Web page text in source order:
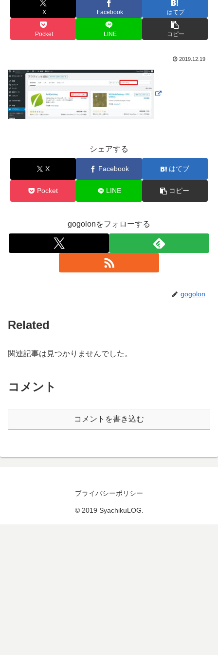
X Facebook はてブ
Pocket LINE コピー
2019.12.19
シェアする
X Facebook はてブ
Pocket LINE コピー
gogolonをフォローする
gogolon
Related
関連記事は見つかりませんでした。
コメント
コメントを書き込む
プライバシーポリシー
© 2019 SyachikuLOG.